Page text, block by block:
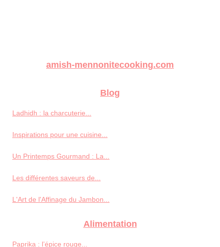
amish-mennonitecooking.com
Blog
Ladhidh : la charcuterie...
Inspirations pour une cuisine...
Un Printemps Gourmand : La...
Les différentes saveurs de...
L'Art de l'Affinage du Jambon...
Alimentation
Paprika : l’épice rouge...